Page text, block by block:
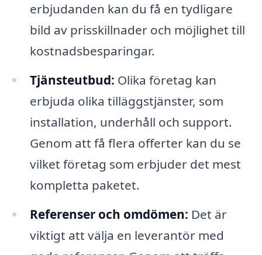
erbjudanden kan du få en tydligare
bild av prisskillnader och möjlighet till
kostnadsbesparingar.
Tjänsteutbud: Olika företag kan
erbjuda olika tilläggstjänster, som
installation, underhåll och support.
Genom att få flera offerter kan du se
vilket företag som erbjuder det mest
kompletta paketet.
Referenser och omdömen: Det är
viktigt att välja en leverantör med